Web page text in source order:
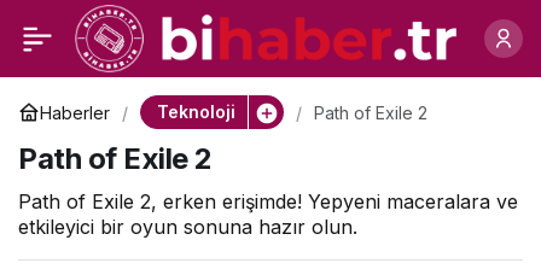
Haberler Teknoloji Path of Exile 2
Path of Exile 2
Path of Exile 2, erken erişimde! Yepyeni maceralara ve
etkileyici bir oyun sonuna hazır olun.
Yapay Zekayla Daha
Hızlı ve Etkili E-posta
Nasıl Yazılır?
0 Paylaş